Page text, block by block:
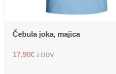
Čebula joka, majica
17,90€ z DDV